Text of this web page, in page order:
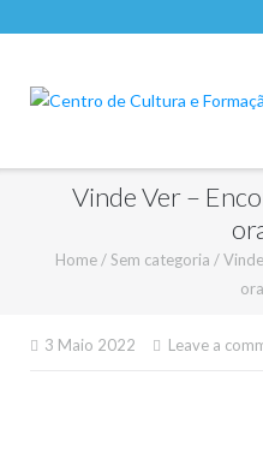
Vinde Ver –
Home /Sem categoria /
3 Maio 2022 Leave a